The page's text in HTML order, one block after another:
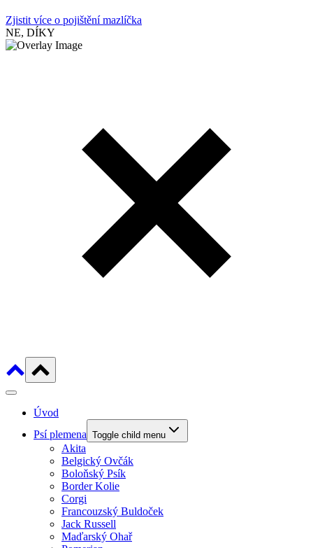
Zjistit více o pojištění mazlíčka
NE, DÍKY
Úvod
Psí plemena Toggle child menu
Akita
Belgický Ovčák
Boloňský Psík
Border Kolie
Corgi
Francouzský Buldoček
Jack Russell
Maďarský Ohař